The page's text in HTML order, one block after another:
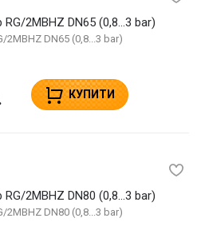
RG/2MBHZ DN65 (0,8...3 bar)
2MBHZ DN65 (0,8...3 bar)
КУПИТИ
RG/2MBHZ DN80 (0,8...3 bar)
2MBHZ DN80 (0,8...3 bar)